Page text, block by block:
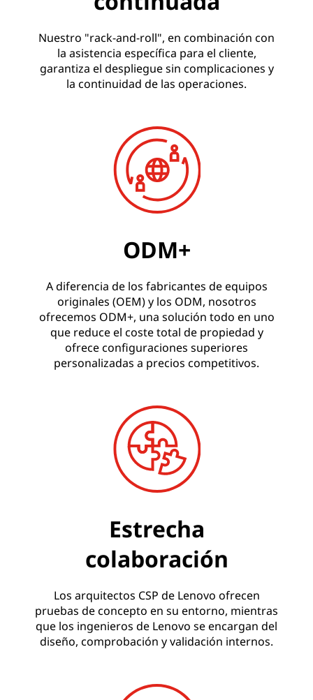
Nuestro "rack-and-roll", en combinación con
la asistencia específica para el cliente,
garantiza el despliegue sin complicaciones y
la continuidad de las operaciones.
ODM+
A diferencia de los fabricantes de equipos
originales (OEM) y los ODM, nosotros
ofrecemos ODM+, una solución todo en uno
que reduce el coste total de propiedad y
ofrece configuraciones superiores
personalizadas a precios competitivos.
Estrecha
colaboración
Los arquitectos CSP de Lenovo ofrecen
pruebas de concepto en su entorno, mientras
que los ingenieros de Lenovo se encargan del
diseño, comprobación y validación internos.